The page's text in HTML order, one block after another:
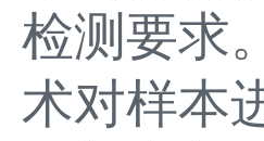
检测要求
术对样本